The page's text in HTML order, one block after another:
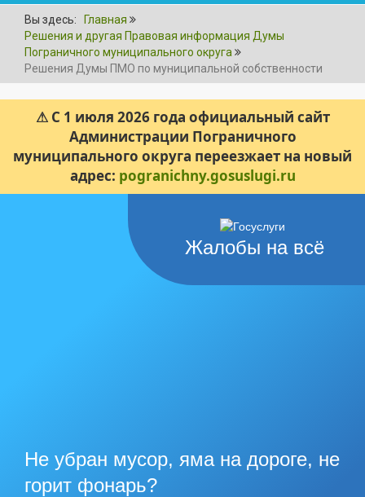
Вы здесь:
Главная
Решения и другая Правовая информация Думы
Пограничного муниципального округа
Решения Думы ПМО по муниципальной собственности
⚠ С 1 июля 2026 года официальный сайт
Администрации Пограничного
муниципального округа переезжает на новый
адрес: pogranichny.gosuslugi.ru
Жалобы на всё
Не убран мусор, яма на дороге, не
горит фонарь?